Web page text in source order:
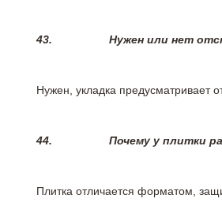
43. Нужен или нет
Нужен, укладка предусматривает
44. Почему у плитки
Плитка отличается форматом,